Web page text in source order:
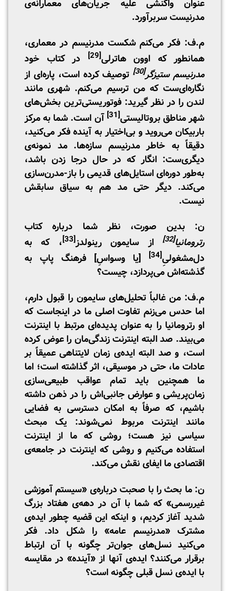
عنوان واکنشی علیه جریان‌های معمارانه‌ی
مدرنیست سربرآورد.
م.ف: فکر می‌کنم شکست مدرنیسم در معماری،
همانطور که اوون هاترلی[29]
در کتاب خود
مدرنیسم ستیزگر[30]
توصیف کرده است، پاره‌ای از
نگاره‌ای‌ست که من ترسیم می‌کنم. شهری مانند
لندن را در نظر گیرید: فوتوریستی‌ترین بخش‌های
شهر مناطق بروتالیستی[31]
آن است. شما به مرکز
باربیکان می‌روید و بی‌اختیار به آینده فکر می‌کنید،
دقیقاً به خاطر مدرنیسم سازه‌ها. مد نمونه‌ی
دیگری‌ست: انگار که در حال درجا زدن باشد،
به‌طور دوره‌ای استایل‌های قدیمی را باز-مدرن‌سازی‌
می‌کند. دیگر حتی مد هم به سیاق سابقش
نیست.
ن: بدین صورت، نظر شما درباره کتاب
رترومانیا[32] از سایمون رینولدز[33]
، که به
دل‌مشغولیِ‌[34]
[یا وسواسِ] فرهنگ پاپ به
گذشته‌اش می‌پردازد، چیست؟
م.ف: من غالباً تحلیل‌های سایمون را قبول دارم،
اما حدس می‌زنم تفاوت اصلی ما در اینجاست که
او رترومانیا را به عنوان پدیده‌ای مرتبط با اینترنت
می‌بیند. صد البته اینترنت زندگی‌مان را عوض کرده
است، و صد البته ایده‌ی زمان لایتناهی عمیقاً بر
عادات ما، حتی در موسیقی، اثر گذاشته است؛ اما
ما همچنین باید تمام عواقب طبیعی‌سازی
زمان‌پریشی و عوارض جانبی‌اش را در ذهن داشته
باشیم، که صرفاً به امکان دسترسی به فضایی
مانند اینترنت مربوط نمی‌شوند: یک مبحث
سیاسی نیز هست؛ روشی‌ که ما از اینترنت
استفاده می‌کنیم و روشی که اینترنت در جامعه‌ی
اقتصادی ما ایفای نقش می‌کند.
ن: ما بحث را با صحبت درباره‌ی «سیستم آموزشی
غیررسمی» که شما با آن در دهه‌ی هفتاد بزرگ
شدید آغاز کردیم، و اینکه این قضیه چطور ایده‌ی
مشترک «مدرنیسم عامه» را شکل داد. فکر
می‌کنید نسل‌های جوان‌تر چگونه با آن ارتباط
برقرار می‌کنند؟ ایده‌ی آنها از «آینده» در مقایسه
با ایده‌ی نسل قبلی چگونه است؟